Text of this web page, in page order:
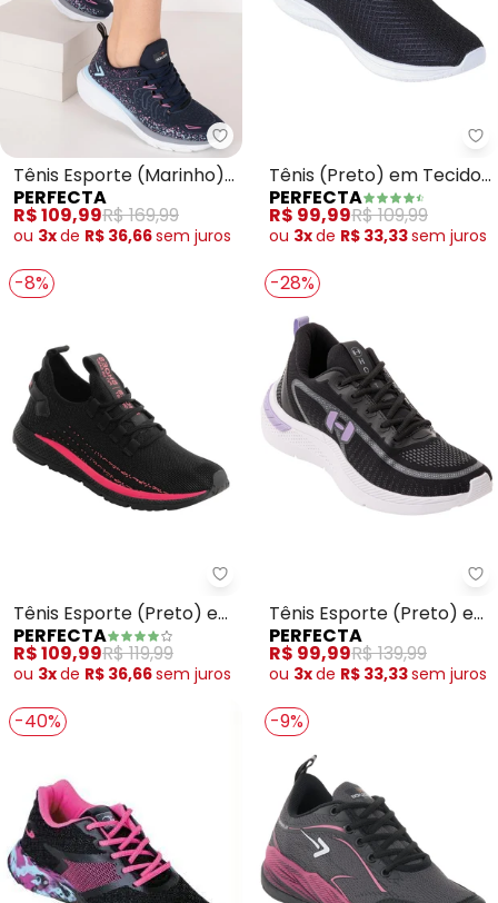
Perfecta - Tênis Esporte
Tênis Esporte (Marinho)
em Tecido
PERFECTA
R$ 109,99R$ 169,99
ou 3xde R$ 36,66sem juros
Tênis (Preto) em Tecido
com Elástico
PERFECTA
R$ 99,99R$ 109,99
ou 3xde R$ 33,33sem juros
-8%
Perfecta - Tênis Esporte
Tênis Esporte (Preto) em
Tecido
PERFECTA
R$ 109,99R$ 119,99
ou 3xde R$ 36,66sem juros
-28%
Tênis Esporte (Preto) em
Tecido
PERFECTA
R$ 99,99R$ 139,99
ou 3xde R$ 33,33sem juros
-40% -9%